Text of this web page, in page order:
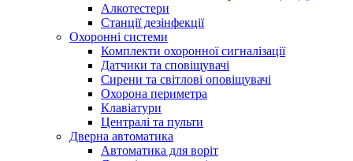
Алкотестери
Станції дезінфекції
Охоронні системи
Комплекти охоронної сигналізації
Датчики та сповіщувачі
Сирени та світлові оповіщувачі
Охорона периметра
Клавіатури
Централі та пульти
Дверна автоматика
Автоматика для воріт